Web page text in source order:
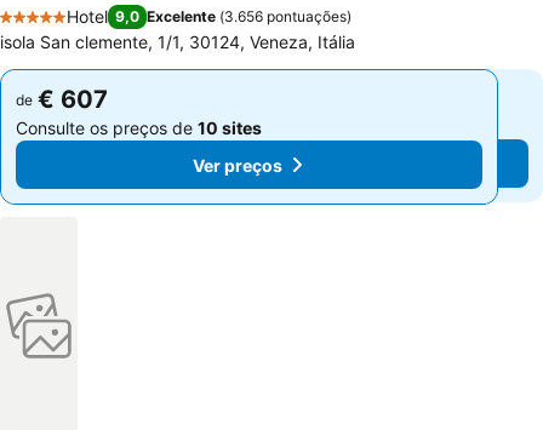
5 Estrelas
Hotel 9,0 Excelente (3.656 pontuações)
isola San clemente, 1/1, 30124, Veneza, Itália
de € 607
Consulte os preços de 10 sites
Ver preços
de € 607
Consulte os preços de 10 sites
Ver preços